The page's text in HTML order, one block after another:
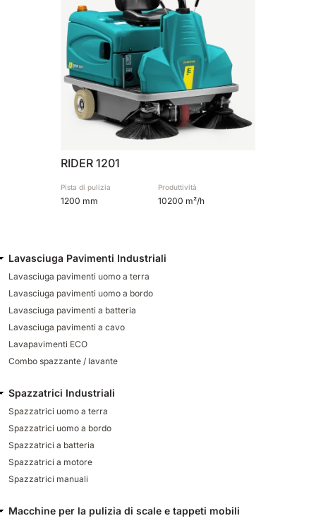
E110-R
1100 mm 8800 m²/h
RIDER 1201
Pista di pulizia
1200 mm
Produttività
10200 m²/h
Lavasciuga Pavimenti Industriali
Lavasciuga pavimenti uomo a terra
Lavasciuga pavimenti uomo a bordo
Lavasciuga pavimenti a batteria
Lavasciuga pavimenti a cavo
Lavapavimenti ECO
Combo spazzante / lavante
Spazzatrici Industriali
Spazzatrici uomo a terra
Spazzatrici uomo a bordo
Spazzatrici a batteria
Spazzatrici a motore
Spazzatrici manuali
Macchine per la pulizia di scale e tappeti mobili